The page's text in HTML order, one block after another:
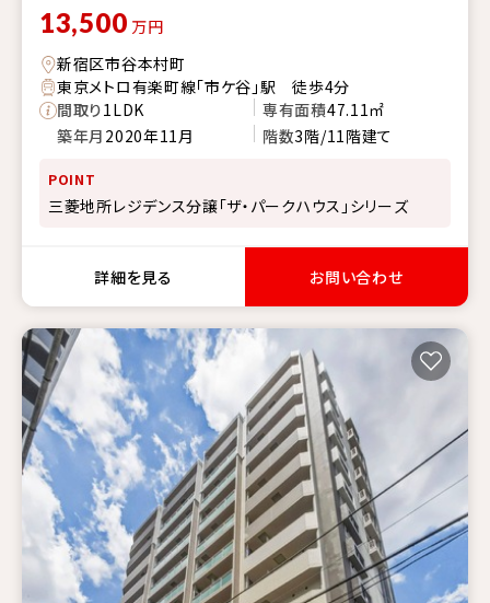
13,500 万円
新宿区市谷本村町
東京メトロ有楽町線「市ケ谷」駅 徒歩4分
間取り1LDK 専有面積47.11㎡
築年月 2020年11月 階数3階/11階建て
POINT
三菱地所レジデンス分譲「ザ・パークハウス」シリーズ
詳細を見る お問い合わせ